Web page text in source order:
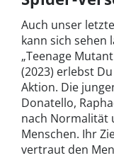
Auch unser
kann sich sehen
„Teenage
(2023) erlebst
Aktion. Die
Donatello,
nach Normalität
Menschen. Ihr
vertraut den